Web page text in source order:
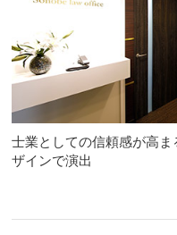
士業としての信頼感が高
ザインで演出